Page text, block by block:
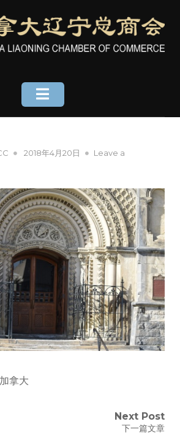
Posted
2018年4月20日
Leave a
拿大
Next Post
Next
下一篇文章